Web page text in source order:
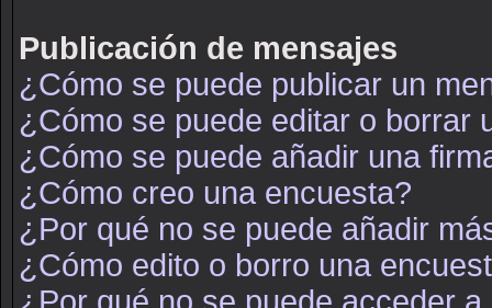
Publicación de mensajes
¿Cómo se puede publicar un
¿Cómo se puede editar o borrar
¿Cómo se puede añadir una
¿Cómo creo una encuesta?
¿Por qué no se puede añadir
¿Cómo edito o borro una